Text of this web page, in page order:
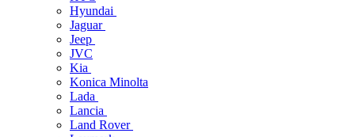
Hyundai
Jaguar
Jeep
JVC
Kia
Konica Minolta
Lada
Lancia
Land Rover